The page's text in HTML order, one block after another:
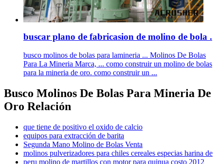
buscar plano de fabricasion de molino de bola .
busco molinos de bolas para lamineria ... Molinos De Bolas
Para La Mineria Marca, ... como construir un molino de bolas
para la mineria de oro. como construir un ...
Busco Molinos De Bolas Para Mineria De
Oro Relación
que tiene de positivo el oxido de calcio
equipos para extracción de barita
Segunda Mano Molino de Bolas Venta
molinos pulverizadores para chiles cereales especias harina de
peru molino de martillos con motor para quinua costo 2012